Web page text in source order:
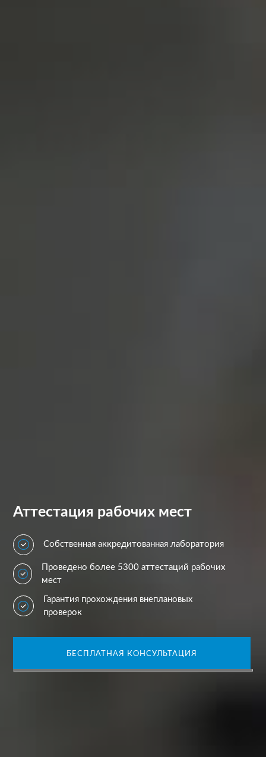
Аттестация рабочих мест
Собственная аккредитованная лаборатория
Проведено более 5300 аттестаций рабочих
мест
Гарантия прохождения внеплановых
проверок
БЕСПЛАТНАЯ КОНСУЛЬТАЦИЯ